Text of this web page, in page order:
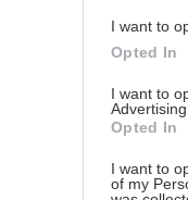
I want to
Opted In
I want to
Advertising.
Opted In
I want to
of my